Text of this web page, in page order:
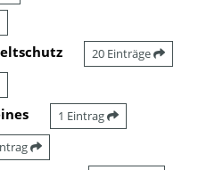
20 Einträge
1 Eintrag